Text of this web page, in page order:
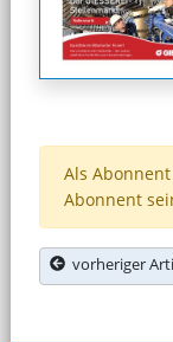
Als
Abonnent
vorheriger